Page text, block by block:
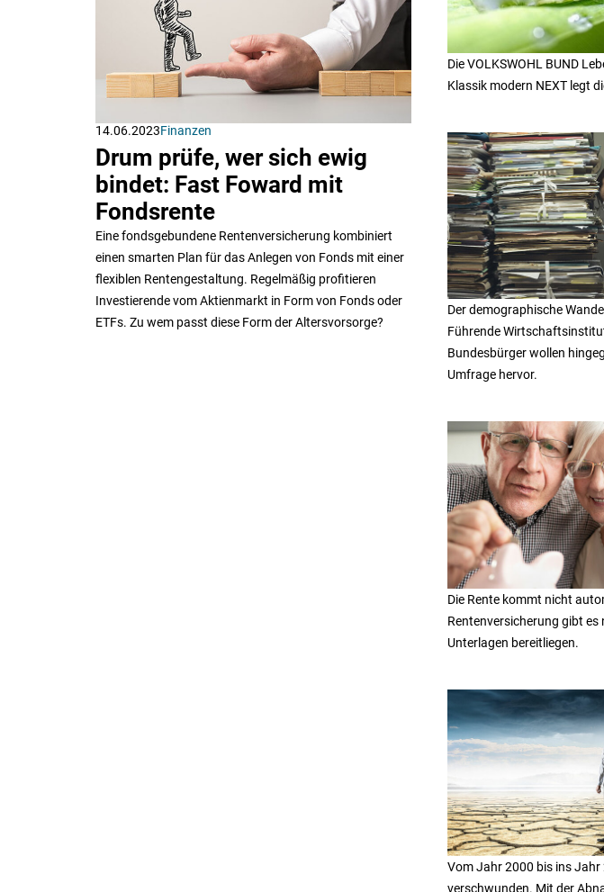
14.06.2023Finanzen
Drum prüfe, wer sich ewig
bindet: Fast Foward mit
Fondsrente
Eine fondsgebundene Rentenversicherung kombiniert
einen smarten Plan für das Anlegen von Fonds mit einer
flexiblen Rentengestaltung. Regelmäßig profitieren
Investierende vom Aktienmarkt in Form von Fonds oder
ETFs. Zu wem passt diese Form der Altersvorsorge?
Die VOLKSWOHL BUND
Klassik modern NEXT legt
Der demographische
Führende
Bundesbürger wollen
Umfrage hervor.
Die Rente kommt nicht
Rentenversicherung gibt
Unterlagen bereitliegen.
Vom Jahr 2000 bis ins Jahr
verschwunden. Mit der